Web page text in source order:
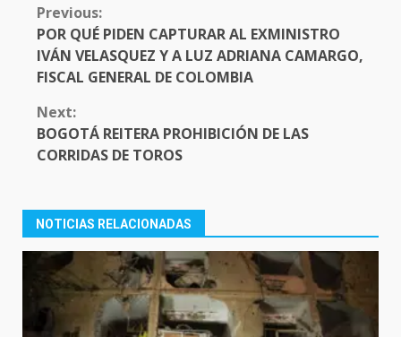
CONTINUE
READING
Previous:
POR QUÉ PIDEN CAPTURAR AL EXMINISTRO
IVÁN VELASQUEZ Y A LUZ ADRIANA CAMARGO,
FISCAL GENERAL DE COLOMBIA
Next:
BOGOTÁ REITERA PROHIBICIÓN DE LAS
CORRIDAS DE TOROS
NOTICIAS RELACIONADAS